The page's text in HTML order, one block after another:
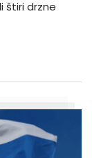
štiri drzne